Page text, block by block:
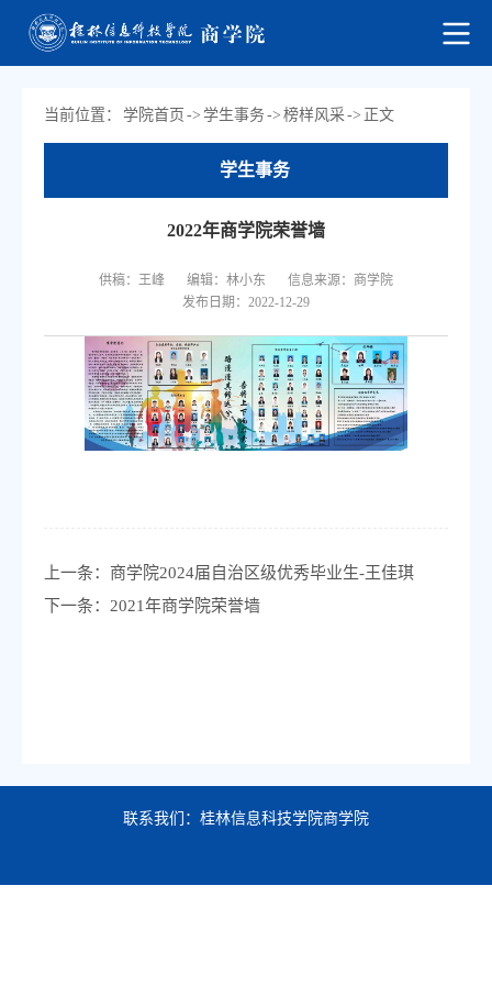
当前位置： 学院首页 -> 学生事务-> 榜样风采-> 正文
学生事务
2022年商学院荣誉墙
供稿：王峰 编辑：林小东
信息来源：商学院
发布日期：2022-12-29
上一条： 商学院2024届自治区级优秀毕业生-王佳琪
下一条： 2021年商学院荣誉墙
联系我们：桂林信息科技学院商学院